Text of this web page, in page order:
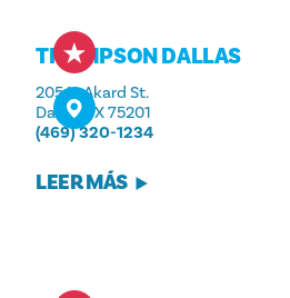
THOMPSON DALLAS
205 N. Akard St.
Dallas, TX 75201
(469) 320-1234
LEER MÁS